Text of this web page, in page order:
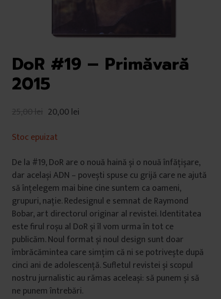
DoR #19 – Primăvară
2015
25,00lei 20,00lei
Stoc epuizat
De la #19, DoR are o nouă haină și o nouă înfățișare,
dar același ADN – povești spuse cu grijă care ne ajută
să înțelegem mai bine cine suntem ca oameni,
grupuri, nație. Redesignul e semnat de Raymond
Bobar, art directorul originar al revistei. Identitatea
este firul roșu al DoR și îl vom urma în tot ce
publicăm. Noul format și noul design sunt doar
îmbrăcămintea care simțim că ni se potrivește după
cinci ani de adolescență. Sufletul revistei și scopul
nostru jurnalistic au rămas aceleași: să punem și să
ne punem întrebări.